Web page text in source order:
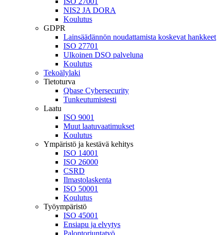
NIS2 JA DORA
Koulutus
GDPR
Lainsäädännön noudattamista koskevat hankkeet
ISO 27701
Ulkoinen DSO palveluna
Koulutus
Tekoälylaki
Tietoturva
Qbase Cybersecurity
Tunkeutumistesti
Laatu
ISO 9001
Muut laatuvaatimukset
Koulutus
Ympäristö ja kestävä kehitys
ISO 14001
ISO 26000
CSRD
Ilmastolaskenta
ISO 50001
Koulutus
Työympäristö
ISO 45001
Ensiapu ja elvytys
Palontorjuntatyö